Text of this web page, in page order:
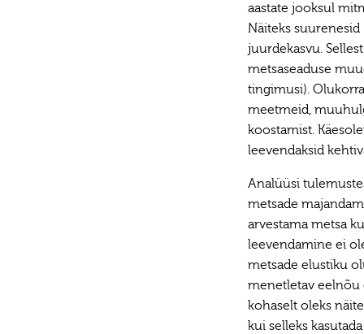
aastate jooksul
Näiteks suurenesid
juurdekasvu.
metsaseaduse
tingimusi).
meetmeid,
koostamist.
leevendaksid
Analüüsi
metsade
arvestama metsa
leevendamine ei
metsade elustiku
menetletav eelnõu
kohaselt oleks
kui selleks